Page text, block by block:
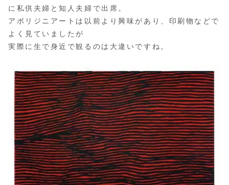
に私供夫婦と知人夫婦で出席。
アボリジニアートは以前より興味があり、印刷物などで
よく見ていましたが
実際に生で身近で観るのは大違いですね。